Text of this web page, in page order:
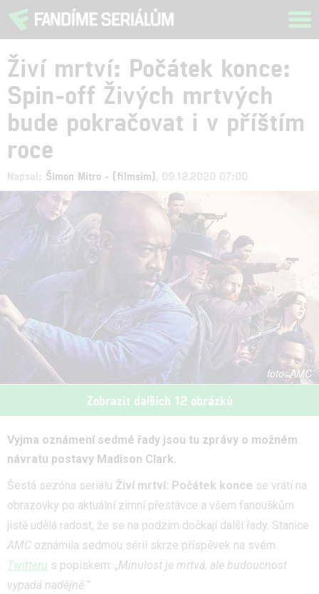
Živí mrtví: Počátek konce:
Spin-off Živých mrtvých
bude pokračovat i v příštím
roce
Napsal: Šimon Mitro - (filmsim) , 09.12.2020 07:00
AMC
Zobrazit dalších 12 obrázků
Vyjma oznámení sedmé řady jsou tu zprávy o možném
návratu postavy Madison Clark.
Šestá sezóna seriálu Živí mrtví: Počátek konce se vrátí na
obrazovky po aktuální zimní přestávce a všem fanouškům
jistě udělá radost, že se na podzim dočkají další řady. Stanice
AMC oznámila sedmou sérii skrze příspěvek na svém
Twitteru s popiskem: „Minulost je mrtvá, ale budoucnost
vypadá nadějně.“